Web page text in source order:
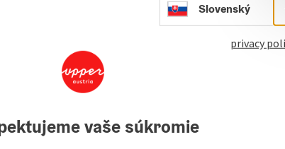
Slovenský
privacy
vaše súkromie